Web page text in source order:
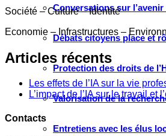
Conversations sur l’avenir
Débats citoyens place et
Protection des droits de
Valorisation de la
Entretiens avec les élus
Société – Culture – Identité
Economie – Infrastructures –
Articles récents
Les effets de l’IA sur la vie
L’impact de l’IA sur le travail
Contacts